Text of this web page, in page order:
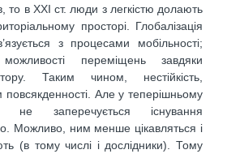
то в ХХІ ст. люди з легкістю долають
просторі. Глобалізація
з процесами мобільності;
переміщень завдяки
Таким чином, нестійкість,
повсякденності. Але у теперішньо­му
не заперечується існування
Можливо, ним менше цікавляться і
(в тому числі і дослідники). Тому